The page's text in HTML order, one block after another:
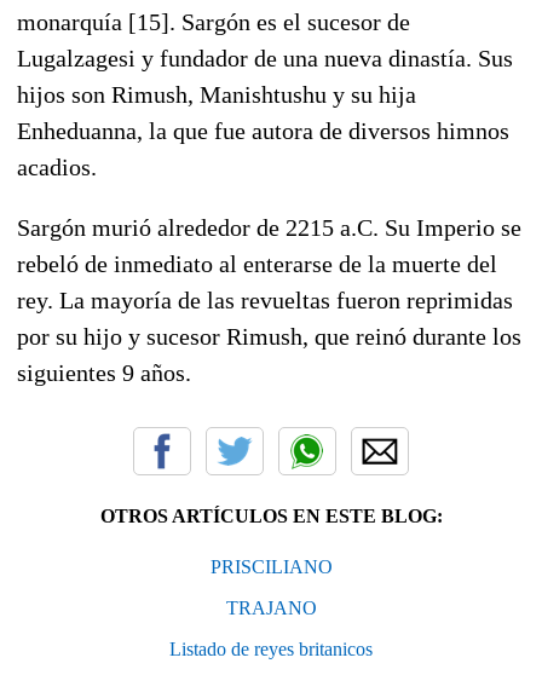
monarquía [15]. Sargón es el sucesor de
Lugalzagesi y fundador de una nueva dinastía. Sus
hijos son Rimush, Manishtushu y su hija
Enheduanna, la que fue autora de diversos himnos
acadios.
Sargón murió alrededor de 2215 a.C. Su Imperio se
rebeló de inmediato al enterarse de la muerte del
rey. La mayoría de las revueltas fueron reprimidas
por su hijo y sucesor Rimush, que reinó durante los
siguientes 9 años.
OTROS ARTÍCULOS EN ESTE BLOG:
PRISCILIANO
TRAJANO
Listado de reyes britanicos